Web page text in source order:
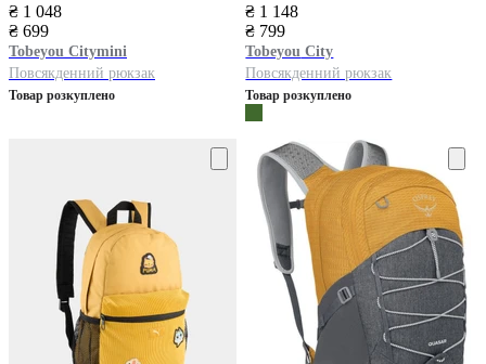
₴ 1 048
₴ 699
Tobeyou Citymini
Повсякденний рюкзак
Товар розкуплено
₴ 1 148
₴ 799
Tobeyou City
Повсякденний рюкзак
Товар розкуплено